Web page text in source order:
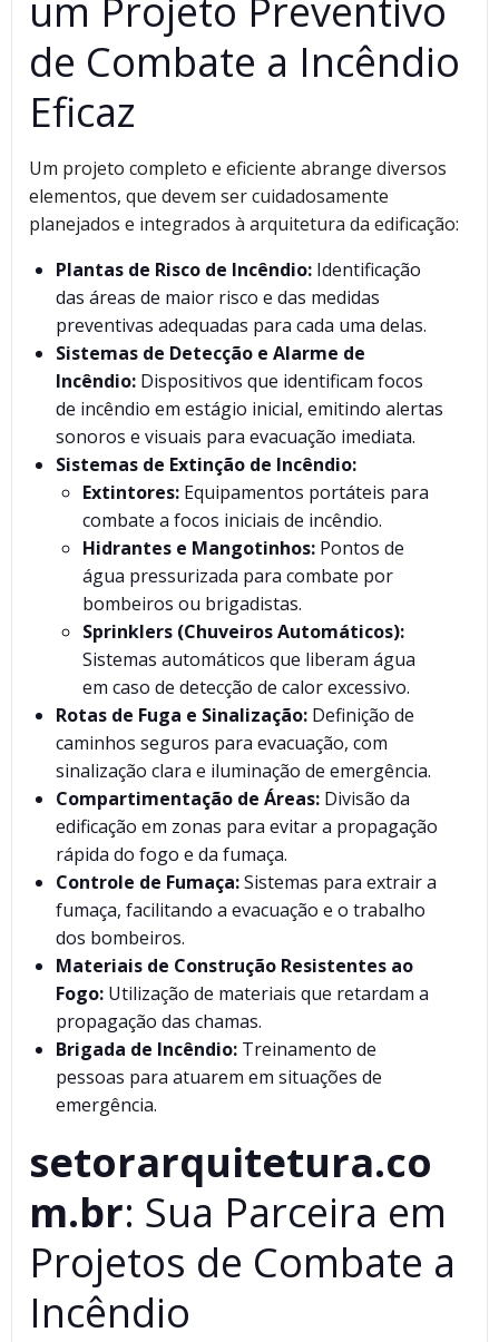
um Projeto Preventivo
de Combate a Incêndio
Eficaz
Um projeto completo e eficiente abrange diversos
elementos, que devem ser cuidadosamente
planejados e integrados à arquitetura da edificação:
Plantas de Risco de Incêndio: Identificação
das áreas de maior risco e das medidas
preventivas adequadas para cada uma delas.
Sistemas de Detecção e Alarme de
Incêndio: Dispositivos que identificam focos
de incêndio em estágio inicial, emitindo alertas
sonoros e visuais para evacuação imediata.
Sistemas de Extinção de Incêndio:
Extintores: Equipamentos portáteis para
combate a focos iniciais de incêndio.
Hidrantes e Mangotinhos: Pontos de
água pressurizada para combate por
bombeiros ou brigadistas.
Sprinklers (Chuveiros Automáticos):
Sistemas automáticos que liberam água
em caso de detecção de calor excessivo.
Rotas de Fuga e Sinalização: Definição de
caminhos seguros para evacuação, com
sinalização clara e iluminação de emergência.
Compartimentação de Áreas: Divisão da
edificação em zonas para evitar a propagação
rápida do fogo e da fumaça.
Controle de Fumaça:Sistemas para extrair a
fumaça, facilitando a evacuação e o trabalho
dos bombeiros.
Materiais de Construção Resistentes ao
Fogo: Utilização de materiais que retardam a
propagação das chamas.
Brigada de Incêndio: Treinamento de
pessoas para atuarem em situações de
emergência.
setorarquitetura.co
m.br: Sua Parceira em
Projetos de Combate a
Incêndio